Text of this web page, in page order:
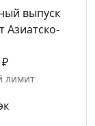
выпуск
лимит